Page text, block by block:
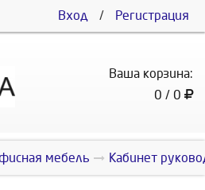
Вход / Регистрация
Ваша корзина:
0 / 0
мебель Кабинет